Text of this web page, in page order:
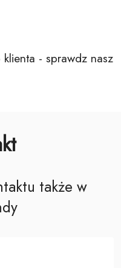
- sprawdz nasz
także w